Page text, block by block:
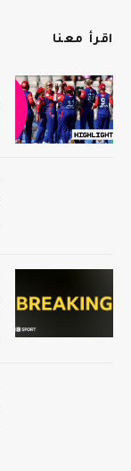
اقرأ معنا